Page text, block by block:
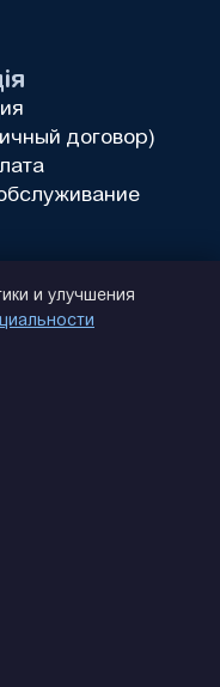
договор)
и улучшения